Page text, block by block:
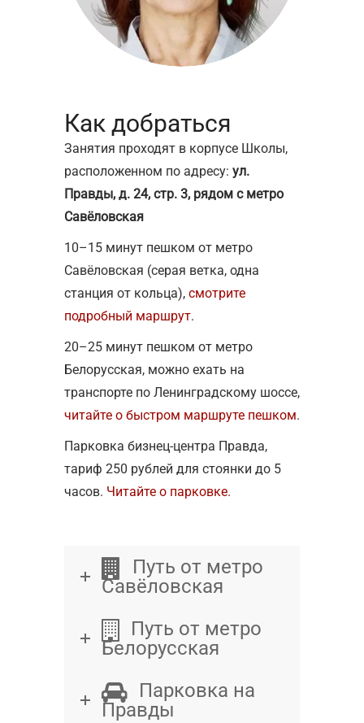
Как добраться
Занятия проходят в корпусе Школы,
расположенном по адресу: ул.
Правды, д. 24, стр. 3, рядом с метро
Савёловская
10–15 минут пешком от метро
Савёловская (серая ветка, одна
станция от кольца), смотрите
подробный маршрут.
20–25 минут пешком от метро
Белорусская, можно ехать на
транспорте по Ленинградскому шоссе,
читайте о быстром маршруте пешком.
Парковка бизнец-центра Правда,
тариф 250 рублей для стоянки до 5
часов. Читайте о парковке.
Путь от метро
Савёловская
Путь от метро
Белорусская
Парковка на
Правды